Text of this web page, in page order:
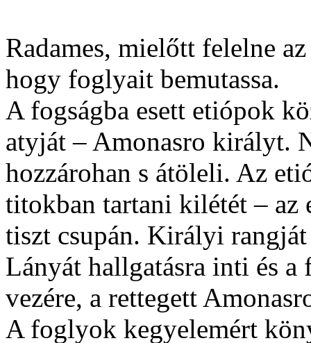
Radames, mielőtt felelne
hogy foglyait bemutassa.
A fogságba esett etiópok
atyját – Amonasro királyt.
hozzárohan s átöleli. Az
titokban tartani kilétét – az
tiszt csupán. Királyi
Lányát hallgatásra inti és
vezére, a rettegett
A foglyok kegyelemért